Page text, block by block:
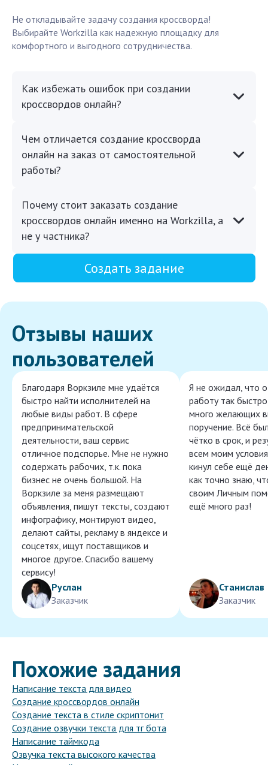
Не откладывайте задачу создания кроссворда!
Выбирайте Workzilla как надежную площадку для
комфортного и выгодного сотрудничества.
Как избежать ошибок при создании
кроссвордов онлайн?
Чем отличается создание кроссворда
онлайн на заказ от самостоятельной
работы?
Почему стоит заказать создание
кроссвордов онлайн именно на Workzilla, а
не у частника?
Создать задание
Отзывы наших
пользователей
Благодаря Воркзиле мне удаётся
быстро найти исполнителей на
любые виды работ. В сфере
предпринимательской
деятельности, ваш сервис
отличное подспорье. Мне не нужно
содержать рабочих, т.к. пока
бизнес не очень большой. На
Воркзиле за меня размещают
объявления, пишут тексты, создают
инфографику, монтируют видео,
делают сайты, рекламу в яндексе и
соцсетях, ищут поставщиков и
многое другое. Спасибо вашему
сервису!
Руслан
Заказчик
Я не ожидал, что
работу так
много желающих
поручение. Всё
чётко в срок, и
всем моим
кинул себе ещё
как точно знаю,
своим Личным
ещё много раз!
Станислав
Заказчик
Похожие задания
Написание текста для видео
Создание кроссвордов онлайн
Создание текста в стиле скриптонит
Создание озвучки текста для тг бота
Написание таймкода
Озвучка текста высокого качества